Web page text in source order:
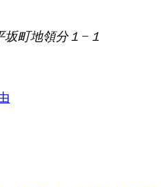
坂町地領分１−１